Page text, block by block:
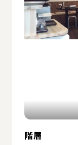
階層